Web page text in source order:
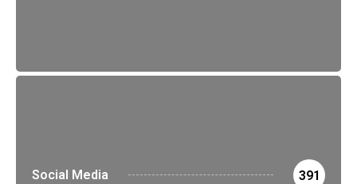
Social Media 391